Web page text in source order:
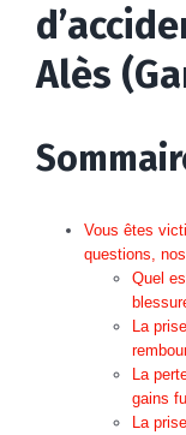
Alès
Vous êtes
questions,
Quel
La
La
gains
La